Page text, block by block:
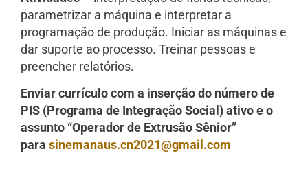
parametrizar a máquina e interpretar a
programação de produção. Iniciar as máquinas e
dar suporte ao processo. Treinar pessoas e
preencher relatórios.
Enviar currículo com a inserção do número de
PIS (Programa de Integração Social) ativo e o
assunto “Operador de Extrusão Sênior”
para sinemanaus.cn2021@gmail.com